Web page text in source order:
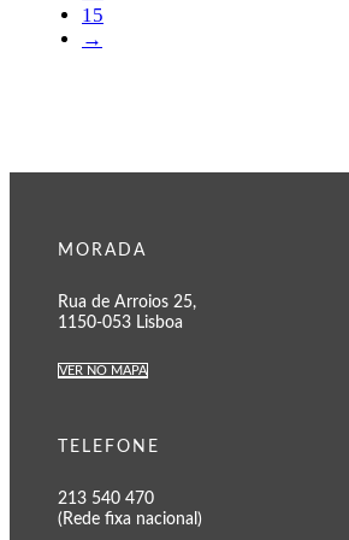
15
→
MORADA
Rua de Arroios 25,
1150-053 Lisboa
VER NO MAPA
TELEFONE
213 540 470
(Rede fixa nacional)